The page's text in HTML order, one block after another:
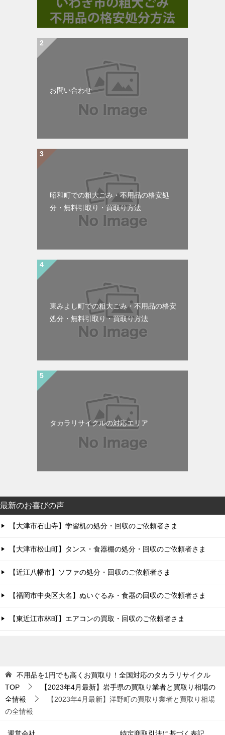
お問い合わせ
昭和町での粗大ごみ・不用品の格安処
分・無料引取り・買取り方法
東みよし町での粗大ごみ・不用品の格安
処分・無料引取り・買取り方法
タカラリサイクルの対応エリア
最新のお喜びの声
【大津市石山寺】学習机の処分・回収のご依頼者さま
【大津市松山町】タンス・食器棚の処分・回収のご依頼者さま
【近江八幡市】ソファの処分・回収のご依頼者さま
【福岡市中央区大名】ぬいぐるみ・食器の回収のご依頼者さま
【東近江市林町】エアコンの買取・回収のご依頼者さま
不用品を1円でも高くお買取り！全国対応のタカラリサイクル
TOP
【2023年4月最新】岩手県の買取り業者と買取り相場の
全情報
【2023年4月最新】洋野町の買取り業者と買取り相場
の全情報